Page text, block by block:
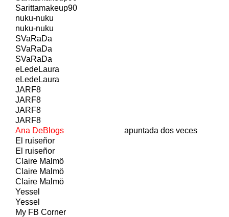
Sarittamakeup90
nuku-nuku
nuku-nuku
SVaRaDa
SVaRaDa
SVaRaDa
eLedeLaura
eLedeLaura
JARF8
JARF8
JARF8
JARF8
Ana DeBlogs
apuntada dos veces
El ruiseñor
El ruiseñor
Claire Malmö
Claire Malmö
Claire Malmö
Yessel
Yessel
My FB Corner